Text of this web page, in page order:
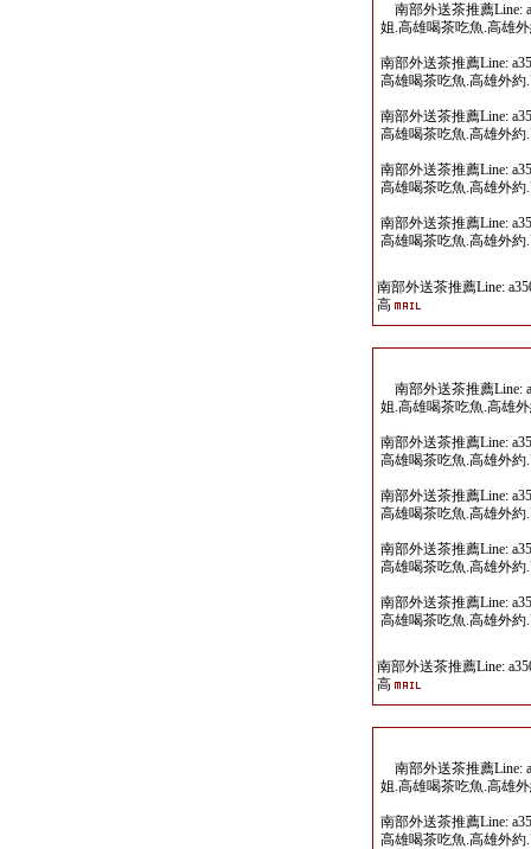
南部外送茶推薦Line:
姐.高雄喝茶吃魚.高雄
南部外送茶推薦Line:
高雄喝茶吃魚.高雄外
南部外送茶推薦Line:
高雄喝茶吃魚.高雄外
南部外送茶推薦Line:
高雄喝茶吃魚.高雄外
南部外送茶推薦Line:
高雄喝茶吃魚.高雄外
南部外送茶推薦Line:
高
南部外送茶推薦Line:
姐.高雄喝茶吃魚.高雄
南部外送茶推薦Line:
高雄喝茶吃魚.高雄外
南部外送茶推薦Line:
高雄喝茶吃魚.高雄外
南部外送茶推薦Line:
高雄喝茶吃魚.高雄外
南部外送茶推薦Line:
高雄喝茶吃魚.高雄外
南部外送茶推薦Line:
高
南部外送茶推薦Line:
姐.高雄喝茶吃魚.高雄
南部外送茶推薦Line:
高雄喝茶吃魚.高雄外